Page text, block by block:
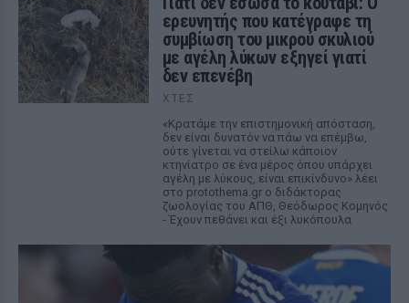
ερευνητής που κατέγραφε τη
συμβίωση του μικρού σκυλιού
με αγέλη λύκων εξηγεί γιατί
δεν επενέβη
ΧΤΕΣ
«Κρατάμε την επιστημονική απόσταση,
δεν είναι δυνατόν να πάω να επέμβω,
ούτε γίνεται να στείλω κάποιον
κτηνίατρο σε ένα μέρος όπου υπάρχει
αγέλη με λύκους, είναι επικίνδυνο» λέει
στο protothema.gr ο διδάκτορας
ζωολογίας του ΑΠΘ, Θεόδωρος Κομηνός
- Έχουν πεθάνει και έξι λυκόπουλα